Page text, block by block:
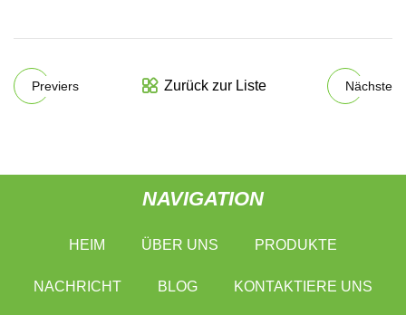
Previers Zurück zur Liste Nächste
NAVIGATION
HEIM ÜBER UNS PRODUKTE
NACHRICHT BLOG KONTAKTIERE UNS